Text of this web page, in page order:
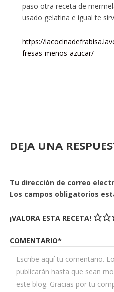
paso otra receta de
usado gelatina e igual te
https://
fresas-menos-azucar/
DEJA UNA
Tu dirección de correo
Los campos obligatorios
¡VALORA ESTA RECETA!
COMENTARIO*